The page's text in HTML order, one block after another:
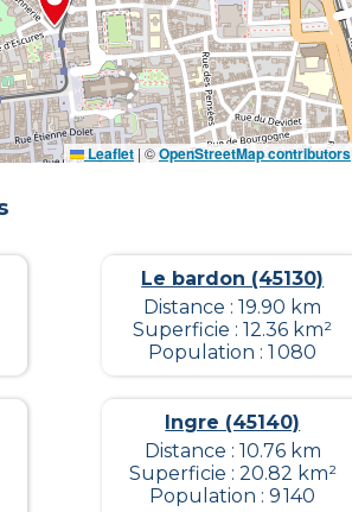
Leaflet | ©OpenStreetMap contributors
Le bardon (45130)
Distance : 19.90 km
Superficie : 12.36 km²
Population : 1 080
Ingre (45140)
Distance : 10.76 km
Superficie : 20.82 km²
Population : 9 140